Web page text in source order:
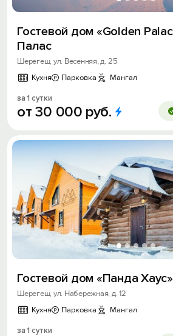
Гостевой дом «Golden
Палас
Шерегеш, ул. Весенняя, д. 25
Кухня
Парковка Мангал
за 1 сутки
от30 000 руб.
Гостевой дом «Панда Хаус»
Шерегеш, ул. Набережная, д. 12
Кухня
Парковка Мангал
за 1 сутки